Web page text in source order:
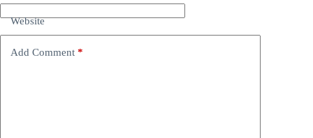
Website
Add Comment *